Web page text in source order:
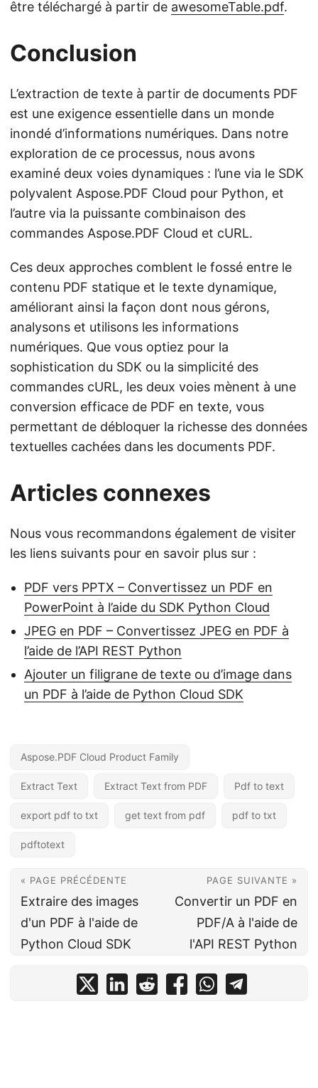
être téléchargé à partir de awesomeTable.pdf.
Conclusion
L’extraction de texte à partir de documents PDF
est une exigence essentielle dans un monde
inondé d’informations numériques. Dans notre
exploration de ce processus, nous avons
examiné deux voies dynamiques : l’une via le SDK
polyvalent Aspose.PDF Cloud pour Python, et
l’autre via la puissante combinaison des
commandes Aspose.PDF Cloud et cURL.
Ces deux approches comblent le fossé entre le
contenu PDF statique et le texte dynamique,
améliorant ainsi la façon dont nous gérons,
analysons et utilisons les informations
numériques. Que vous optiez pour la
sophistication du SDK ou la simplicité des
commandes cURL, les deux voies mènent à une
conversion efficace de PDF en texte, vous
permettant de débloquer la richesse des données
textuelles cachées dans les documents PDF.
Articles connexes
Nous vous recommandons également de visiter
les liens suivants pour en savoir plus sur :
PDF vers PPTX – Convertissez un PDF en
PowerPoint à l’aide du SDK Python Cloud
JPEG en PDF – Convertissez JPEG en PDF à
l’aide de l’API REST Python
Ajouter un filigrane de texte ou d’image dans
un PDF à l’aide de Python Cloud SDK
Aspose.PDF Cloud Product Family
Extract Text Extract Text from PDF Pdf to text
export pdf to txt get text from pdf pdf to txt
pdftotext
« PAGE PRÉCÉDENTE
Extraire des images
d'un PDF à l'aide de
Python Cloud SDK
PAGE SUIVANTE »
Convertir un PDF en
PDF/A à l'aide de
l'API REST Python